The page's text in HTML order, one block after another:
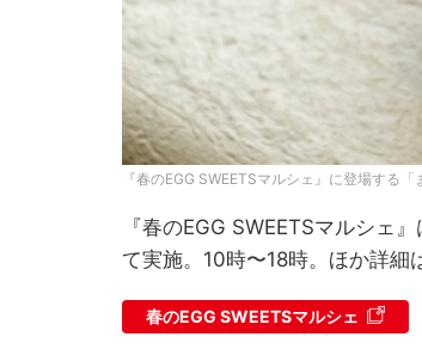
『春のEGG SWEETSマルシェ』に登場する
『春のEGG SWEETSマルシェ
て実施。10時〜18時。ほか詳細
春のEGG SWEETSマルシェ